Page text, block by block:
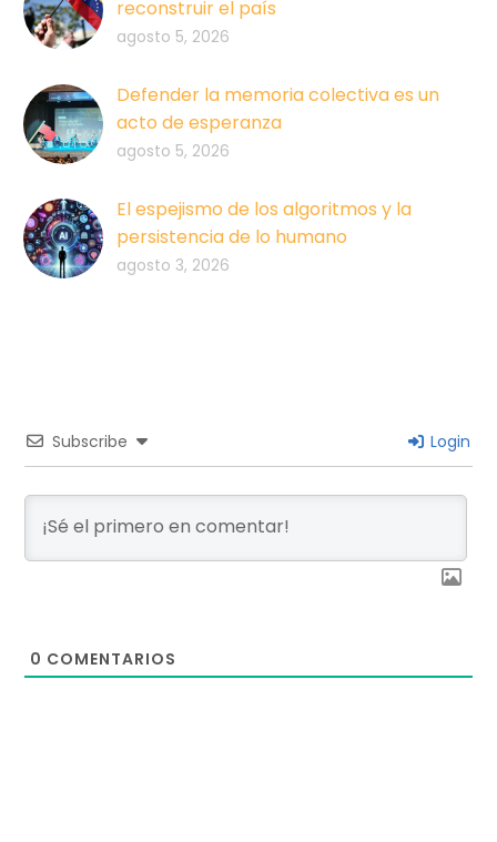
reconstruir el país
agosto 5, 2026
Defender la memoria colectiva es un
acto de esperanza
agosto 5, 2026
El espejismo de los algoritmos y la
persistencia de lo humano
agosto 3, 2026
Subscribe Login
0 COMENTARIOS